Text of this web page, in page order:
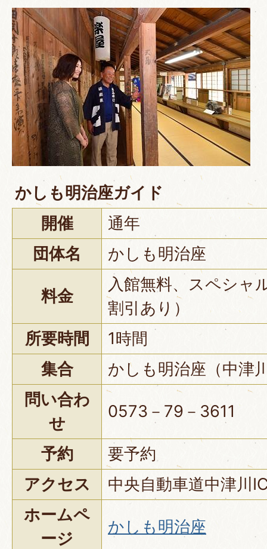
かしも明治座ガイド
開催
通年
団体名
かしも明治座
料金
入館無料、スペシャ
割引あり）
所要時間
1時間
集合
かしも明治座（中津
問い合わ
せ
0573－79－3611
予約
要予約
アクセス
中央自動車道中津川
ホームペ
ージ
かしも明治座